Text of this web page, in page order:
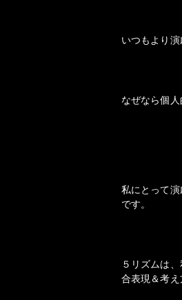
いつもより
なぜなら個
私にとって
です。
５リズムは
合表現＆考え